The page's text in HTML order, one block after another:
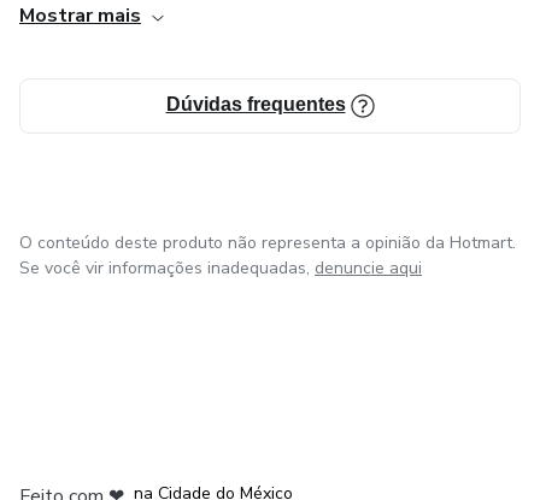
No nosso instagram oilloversc você pode nos chamar lá e
suas receitas
e tbm podem tirar suas dúvidas enviamos os óleos no
Mostrar mais
Dúvidas frequentes
O conteúdo deste produto não representa a opinião da Hotmart.
Se você vir informações inadequadas, denuncie aqui
na Cidade do México